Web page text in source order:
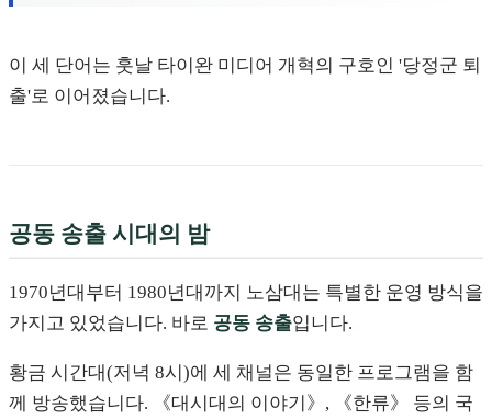
이 세 단어는 훗날 타이완 미디어 개혁의 구호인 '당정군 퇴
출'로 이어졌습니다.
공동 송출 시대의 밤
1970년대부터 1980년대까지 노삼대는 특별한 운영 방식을
가지고 있었습니다. 바로 공동 송출입니다.
황금 시간대(저녁 8시)에 세 채널은 동일한 프로그램을 함
께 방송했습니다. 《대시대의 이야기》, 《한류》 등의 국